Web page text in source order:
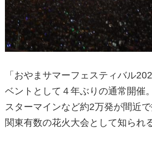
「おやまサマーフェスティバル
ベントとして４年ぶりの通常開催
スターマインなど約2万発が間近で
関東有数の花火大会として知られる